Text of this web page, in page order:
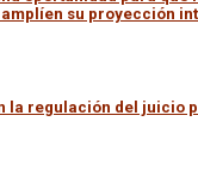
su proyección
la regulación del juicio